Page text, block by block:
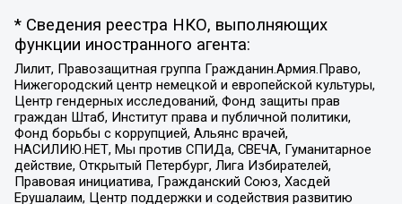
* Сведения реестра НКО, выполняющих
функции иностранного агента:
Лилит, Правозащитная группа Гражданин.Армия.Право,
Нижегородский центр немецкой и европейской культуры,
Центр гендерных исследований, Фонд защиты прав
граждан Штаб, Институт права и публичной политики,
Фонд борьбы с коррупцией, Альянс врачей,
НАСИЛИЮ.НЕТ, Мы против СПИДа, СВЕЧА, Гуманитарное
действие, Открытый Петербург, Лига Избирателей,
Правовая инициатива, Гражданский Союз, Хасдей
Ерушалаим, Центр поддержки и содействия развитию